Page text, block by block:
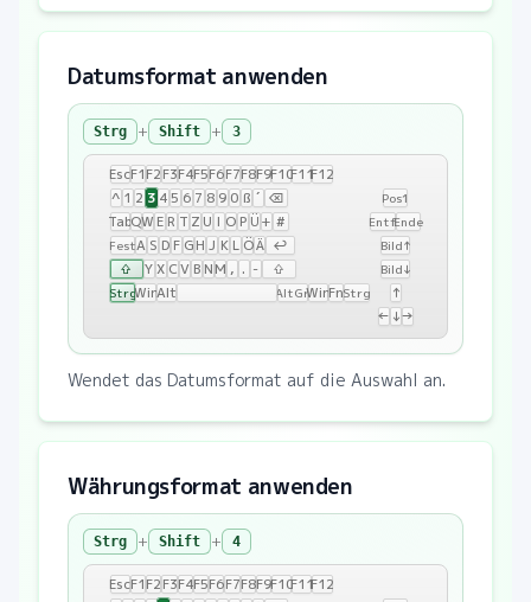
Datumsformat anwenden
Strg + Shift + 3
EscF1F2F3F4F5F6F7F8F9F10F11F12
^ 1 2 3 4 5 6 7 8 9 0 ß ´ ⌫
TabQWE R T Z U I OP Ü+ #
FestA S D F GH J K L ÖÄ ↩
⇧
Y X CVBNM , . - ⇧
StrgWinAlt AltGrWinFnStrg
Pos1
EntfEnde
Bild↑
Bild↓
↑
← ↓→
Wendet das Datumsformat auf die Auswahl an.
Währungsformat anwenden
Strg + Shift + 4
EscF1F2F3F4F5F6F7F8F9F10F11F12